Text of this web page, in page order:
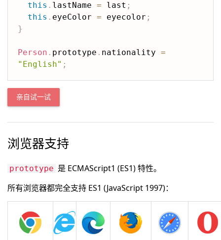
this . lastName = last ;
this . eyeColor = eyecolor ;
}
Person . prototype . nationality =
"English" ;
亲自试一试
浏览器支持
prototype 是 ECMAScript1 (ES1) 特性。
所有浏览器都完全支持 ES1 (JavaScript 1997)：